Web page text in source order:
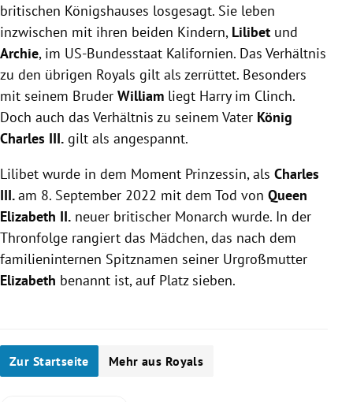
britischen Königshauses losgesagt. Sie leben
inzwischen mit ihren beiden Kindern, Lilibet und
Archie, im US-Bundesstaat Kalifornien. Das Verhältnis
zu den übrigen Royals gilt als zerrüttet. Besonders
mit seinem Bruder William liegt Harry im Clinch.
Doch auch das Verhältnis zu seinem Vater König
Charles III. gilt als angespannt.
Lilibet wurde in dem Moment Prinzessin, als Charles
III.am 8. September 2022 mit dem Tod von Queen
Elizabeth II. neuer britischer Monarch wurde. In der
Thronfolge rangiert das Mädchen, das nach dem
familieninternen Spitznamen seiner Urgroßmutter
Elizabeth benannt ist, auf Platz sieben.
Zur Startseite Mehr aus Royals